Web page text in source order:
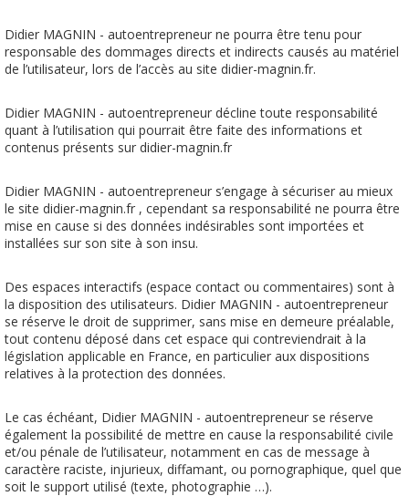
Didier MAGNIN - autoentrepreneur ne pourra être tenu pour
responsable des dommages directs et indirects causés au matériel
de l’utilisateur, lors de l’accès au site didier-magnin.fr.
Didier MAGNIN - autoentrepreneur décline toute responsabilité
quant à l’utilisation qui pourrait être faite des informations et
contenus présents sur didier-magnin.fr
Didier MAGNIN - autoentrepreneur s’engage à sécuriser au mieux
le site didier-magnin.fr , cependant sa responsabilité ne pourra être
mise en cause si des données indésirables sont importées et
installées sur son site à son insu.
Des espaces interactifs (espace contact ou commentaires) sont à
la disposition des utilisateurs. Didier MAGNIN - autoentrepreneur
se réserve le droit de supprimer, sans mise en demeure préalable,
tout contenu déposé dans cet espace qui contreviendrait à la
législation applicable en France, en particulier aux dispositions
relatives à la protection des données.
Le cas échéant, Didier MAGNIN - autoentrepreneur se réserve
également la possibilité de mettre en cause la responsabilité civile
et/ou pénale de l’utilisateur, notamment en cas de message à
caractère raciste, injurieux, diffamant, ou pornographique, quel que
soit le support utilisé (texte, photographie …).